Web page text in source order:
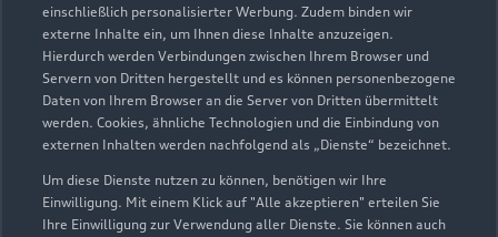
einschließlich personalisierter Werbung. Zudem binden wir
externe Inhalte ein, um Ihnen diese Inhalte anzuzeigen.
Hierdurch werden Verbindungen zwischen Ihrem Browser und
Servern von Dritten hergestellt und es können personenbezogene
Daten von Ihrem Browser an die Server von Dritten übermittelt
werden. Cookies, ähnliche Technologien und die Einbindung von
externen Inhalten werden nachfolgend als „Dienste“ bezeichnet.
Um diese Dienste nutzen zu können, benötigen wir Ihre
Einwilligung. Mit einem Klick auf "Alle akzeptieren" erteilen Sie
Ihre Einwilligung zur Verwendung aller Dienste. Sie können auch